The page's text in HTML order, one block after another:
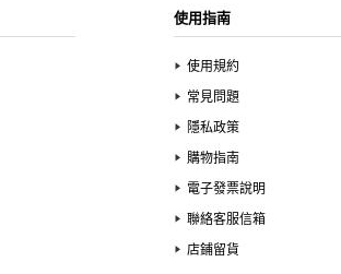
使用指南
使用規約
常見問題
隱私政策
購物指南
電子發票說明
聯絡客服信箱
店鋪留貨